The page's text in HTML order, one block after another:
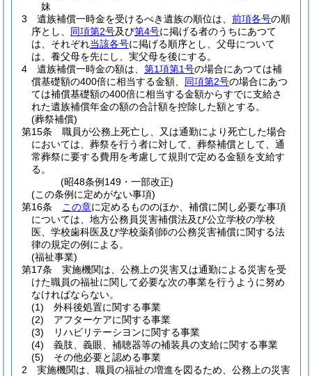
妹
3
遺族補償一時金を受けるべき遺族の順位は、 前項各号の順
序とし、 同項第2号及び第4号に掲げる者のうちにあつて
は、それぞれ当該各号に掲げる順序とし、父母について
は、養父母を先にし、実父母を後にする。
4
遺族補償一時金の額は、 第1項第1号の場合にあつては補
償基礎額の400倍に相当する金額、 同項第2号の場合にあつ
ては補償基礎額の400倍に相当する金額からすでに支給さ
れた遺族補償年金の額の合計額を控除した額とする。
(葬祭補償)
第15条
職員が公務上死亡し、又は通勤により死亡した場合
においては、葬祭を行う者に対して、葬祭補償として、通
常葬祭に要する費用を考慮して規則で定める金額を支給す
る。
(昭48条例149・一部改正)
(この条例に定めがない事項)
第16条
この章に定めるもののほか、補償に関し必要な事項
については、地方公務員災害補償法及び公立学校の学校
医、学校歯科医及び学校薬剤師の公務災害補償に関する法
律の規定の例による。
(福祉事業)
第17条
実施機関は、公務上の災害又は通勤による災害を受
けた職員の福祉に関して必要な次の事業を行うように努め
なければならない。
(1)
外科後処置に関する事業
(2)
アフターケアに関する事業
(3)
リハビリテーシヨンに関する事業
(4)
義肢、義眼、補聴器等の補装具の支給に関する事業
(5)
その他必要と認める事業
2
実施機関は、職員の福祉の増進を図るため、公務上の災害